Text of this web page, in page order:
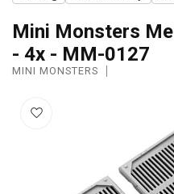
Mini Monsters
- 4x - MM-0127
MINI MONSTERS